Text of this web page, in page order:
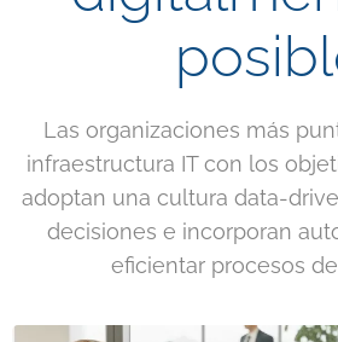
Las organizaciones más
infraestructura IT con los
adoptan una cultura data-
decisiones e incorporan
eficientar procesos